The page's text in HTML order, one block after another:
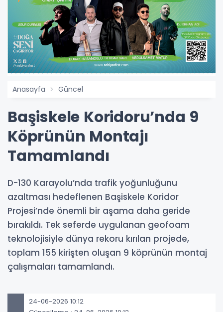
Anasayfa Güncel
Başiskele Koridoru’nda 9
Köprünün Montajı
Tamamlandı
D-130 Karayolu’nda trafik yoğunluğunu
azaltması hedeflenen Başiskele Koridor
Projesi’nde önemli bir aşama daha geride
bırakıldı. Tek seferde uygulanan geofoam
teknolojisiyle dünya rekoru kırılan projede,
toplam 155 kirişten oluşan 9 köprünün montaj
çalışmaları tamamlandı.
24-06-2026 10:12